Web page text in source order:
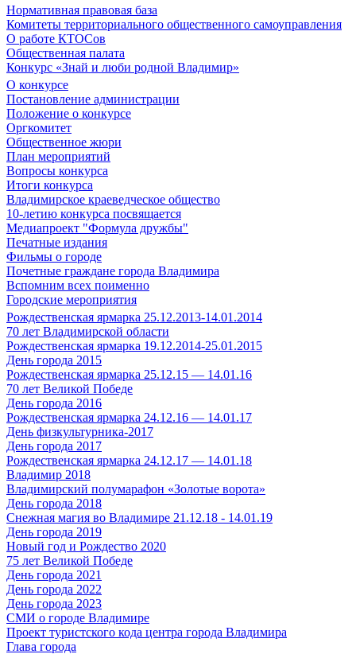
Нормативная правовая база
Комитеты территориального общественного самоуправления
О работе КТОСов
Общественная палата
Конкурс «Знай и люби родной Владимир»
О конкурсе
Постановление администрации
Положение о конкурсе
Оргкомитет
Общественное жюри
План мероприятий
Вопросы конкурса
Итоги конкурса
Владимирское краеведческое общество
10-летию конкурса посвящается
Медиапроект "Формула дружбы"
Печатные издания
Фильмы о городе
Почетные граждане города Владимира
Вспомним всех поименно
Городские мероприятия
Рождественская ярмарка 25.12.2013-14.01.2014
70 лет Владимирской области
Рождественская ярмарка 19.12.2014-25.01.2015
День города 2015
Рождественская ярмарка 25.12.15 — 14.01.16
70 лет Великой Победе
День города 2016
Рождественская ярмарка 24.12.16 — 14.01.17
День физкультурника-2017
День города 2017
Рождественская ярмарка 24.12.17 — 14.01.18
Владимир 2018
Владимирский полумарафон «Золотые ворота»
День города 2018
Снежная магия во Владимире 21.12.18 - 14.01.19
День города 2019
Новый год и Рождество 2020
75 лет Великой Победе
День города 2021
День города 2022
День города 2023
СМИ о городе Владимире
Проект туристского кода центра города Владимира
Глава города